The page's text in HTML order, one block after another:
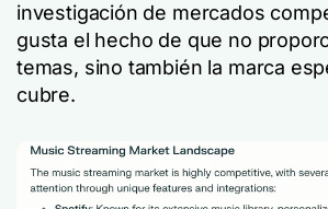
investigación de mercados
gusta el hecho de que no
temas, sino también la marca
cubre.